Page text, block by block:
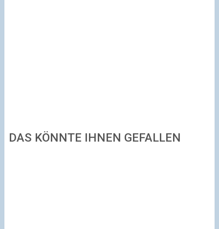
DAS KÖNNTE IHNEN GEFALLEN